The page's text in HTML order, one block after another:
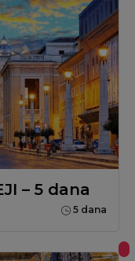
– 5 dana
5 dana